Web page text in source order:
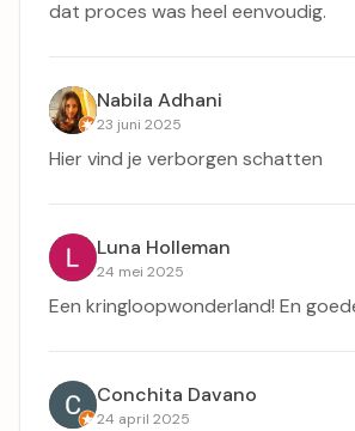
dat proces was heel eenvoudig.
Nabila Adhani
23 juni 2025
Hier vind je verborgen schatten
Luna Holleman
24 mei 2025
Een kringloopwonderland! En
Conchita Davano
24 april 2025